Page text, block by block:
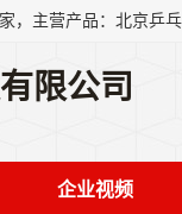
限公司
企业视频